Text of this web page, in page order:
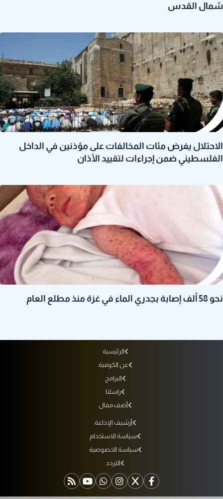
شمال القدس
الاحتلال يفرض مئات المخالفات على مؤذنين في الداخل
الفلسطيني ضمن إجراءات لتقييد الأذان
نحو 58 ألف إصابة بجدري الماء في غزة منذ مطلع العام
الرئيسية
عن الكوفية
البرامج
راسلنا
أضف مقال
أرشيف الإذاعة
سياسة الاستخدام
سياسة الخصوصية
التردد